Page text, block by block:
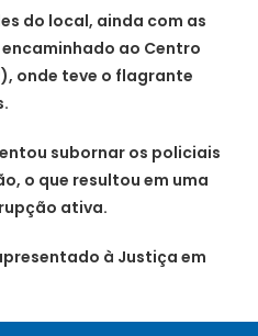
do local, ainda com as
ao Centro
onde teve o flagrante
subornar os policiais
o que resultou em uma
ativa.
à Justiça em